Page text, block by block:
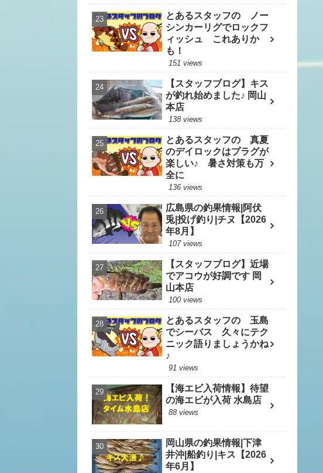
とあるスタッフの ノー
シンカーリグでロックフ
ィッシュ これありか
も！
151 views
【スタッフブログ】キス
が釣れ始めました♪ 岡山
本店
138 views
とあるスタッフの 真夏
のデイロックはプラグが
楽しい♪ 暑さ対策も万
全に
136 views
広島県の釣果情報|阿伏
兎|投げ釣り|チヌ【2026
年8月】
107 views
【スタッフブログ】近場
でアコウが好調です 岡
山本店
100 views
とあるスタッフの 玉島
でシーバス 久々にテク
ニック語りましょうかね
♪
91 views
【海エビ入荷情報】待望
の海エビが入荷 水島店
88 views
岡山県の釣果情報|下津
井沖|船釣り|キス【2026
年6月】